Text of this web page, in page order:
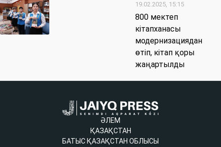
19.02.2025, 15:15
800 мектеп
кітапханасы
модернизациядан
өтіп, кітап қоры
жаңартылды
ӘЛЕМ
ҚАЗАҚСТАН
БАТЫС ҚАЗАҚСТАН ОБЛЫСЫ